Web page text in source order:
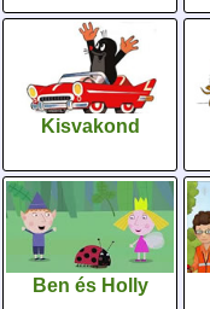
Kisvakond
Ben és Holly